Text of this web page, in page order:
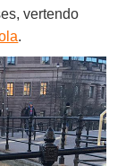
vertendo
.